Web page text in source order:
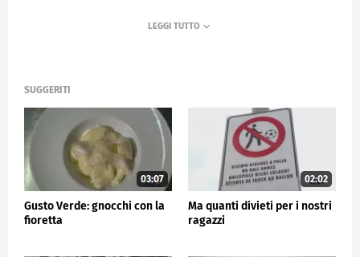
SUGGERITI
03:07
Gusto Verde: gnocchi con la
fioretta
02:02
Ma quanti divieti per i nostri
ragazzi